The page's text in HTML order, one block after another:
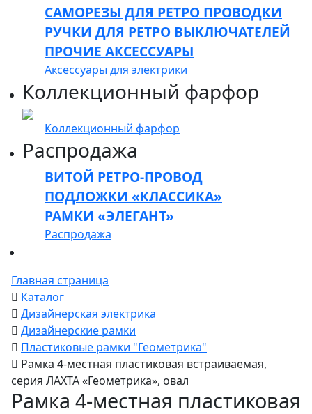
САМОРЕЗЫ ДЛЯ РЕТРО ПРОВОДКИ
РУЧКИ ДЛЯ РЕТРО ВЫКЛЮЧАТЕЛЕЙ
ПРОЧИЕ АКСЕССУАРЫ
Аксессуары для электрики
Коллекционный фарфор
Коллекционный фарфор
Распродажа
ВИТОЙ РЕТРО-ПРОВОД
ПОДЛОЖКИ «КЛАССИКА»
РАМКИ «ЭЛЕГАНТ»
Распродажа
Главная страница
Каталог
Дизайнерская электрика
Дизайнерские рамки
Пластиковые рамки "Геометрика"
Рамка 4-местная пластиковая встраиваемая,
серия ЛАХТА «Геометрика», овал
Рамка 4-местная пластиковая